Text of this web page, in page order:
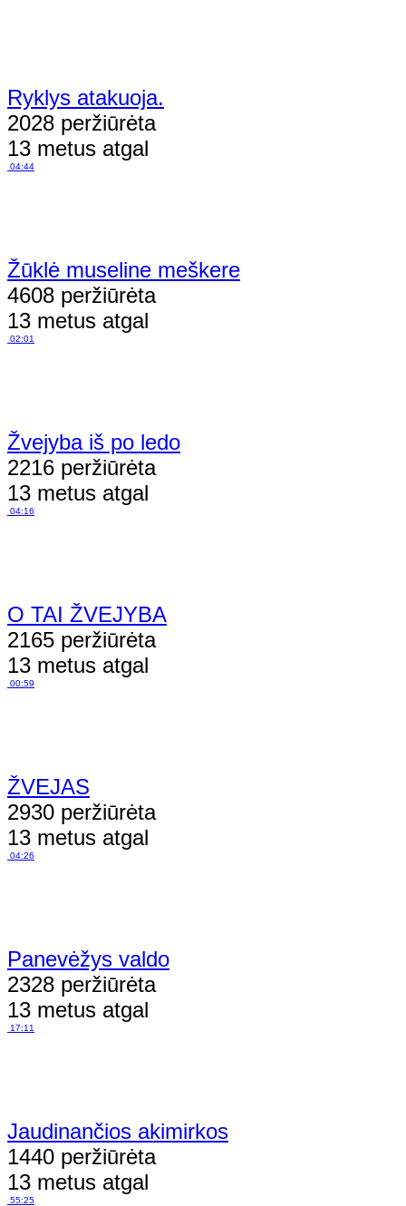
Ryklys atakuoja.
2028 peržiūrėta
13 metus atgal
04:44
Žūklė museline meškere
4608 peržiūrėta
13 metus atgal
02:01
Žvejyba iš po ledo
2216 peržiūrėta
13 metus atgal
04:16
O TAI ŽVEJYBA
2165 peržiūrėta
13 metus atgal
00:59
ŽVEJAS
2930 peržiūrėta
13 metus atgal
04:26
Panevėžys valdo
2328 peržiūrėta
13 metus atgal
17:11
Jaudinančios akimirkos
1440 peržiūrėta
13 metus atgal
55:25